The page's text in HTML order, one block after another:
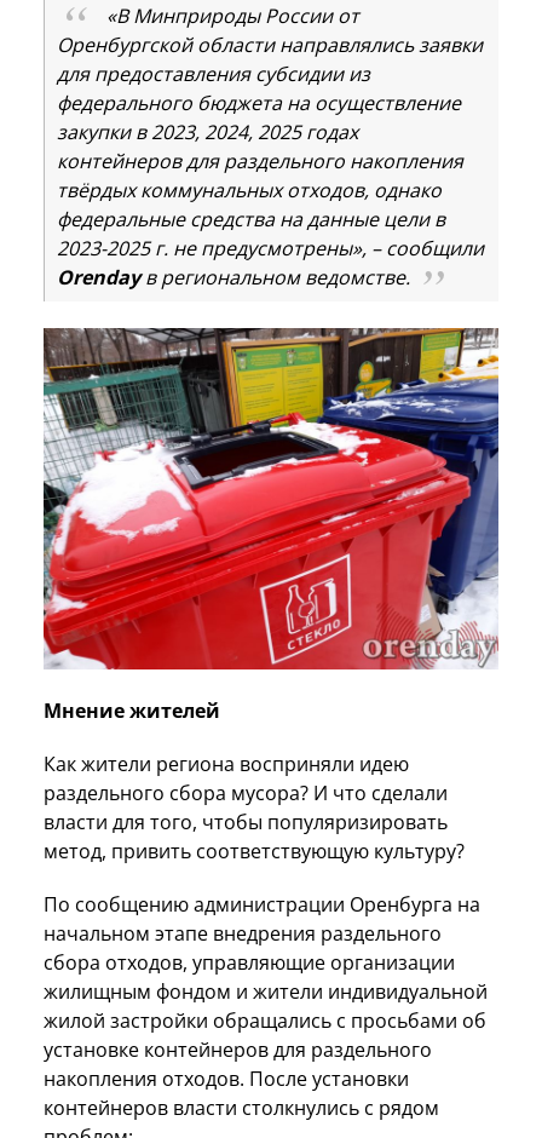
«В Минприроды России от
Оренбургской области направлялись заявки
для предоставления субсидии из
федерального бюджета на осуществление
закупки в 2023, 2024, 2025 годах
контейнеров для раздельного накопления
твёрдых коммунальных отходов, однако
федеральные средства на данные цели в
2023-2025 г. не предусмотрены», – сообщили
Orendayв региональном ведомстве.
Мнение жителей
Как жители региона восприняли идею
раздельного сбора мусора? И что сделали
власти для того, чтобы популяризировать
метод, привить соответствующую культуру?
По сообщению администрации Оренбурга на
начальном этапе внедрения раздельного
сбора отходов, управляющие организации
жилищным фондом и жители индивидуальной
жилой застройки обращались с просьбами об
установке контейнеров для раздельного
накопления отходов. После установки
контейнеров власти столкнулись с рядом